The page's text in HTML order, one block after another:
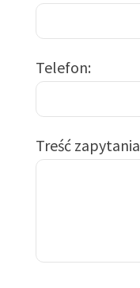
Telefon
Treść zapytania